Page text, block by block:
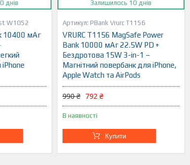
днів
W1052
10400 мАг
Залишилось 10 днів
PBank Vrurc T1156
VRURC T1156 MagSafe Power
Bank 10000 мАг 22.5W PD +
Бездротова 15W 3-in-1 –
Магнітний повербанк для iPhone,
Apple Watch та AirPods
990 ₴ 792 ₴
В наявності
Купити